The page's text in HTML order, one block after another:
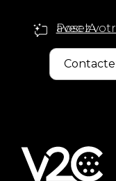
Posez votre question à notre Chat avec IA